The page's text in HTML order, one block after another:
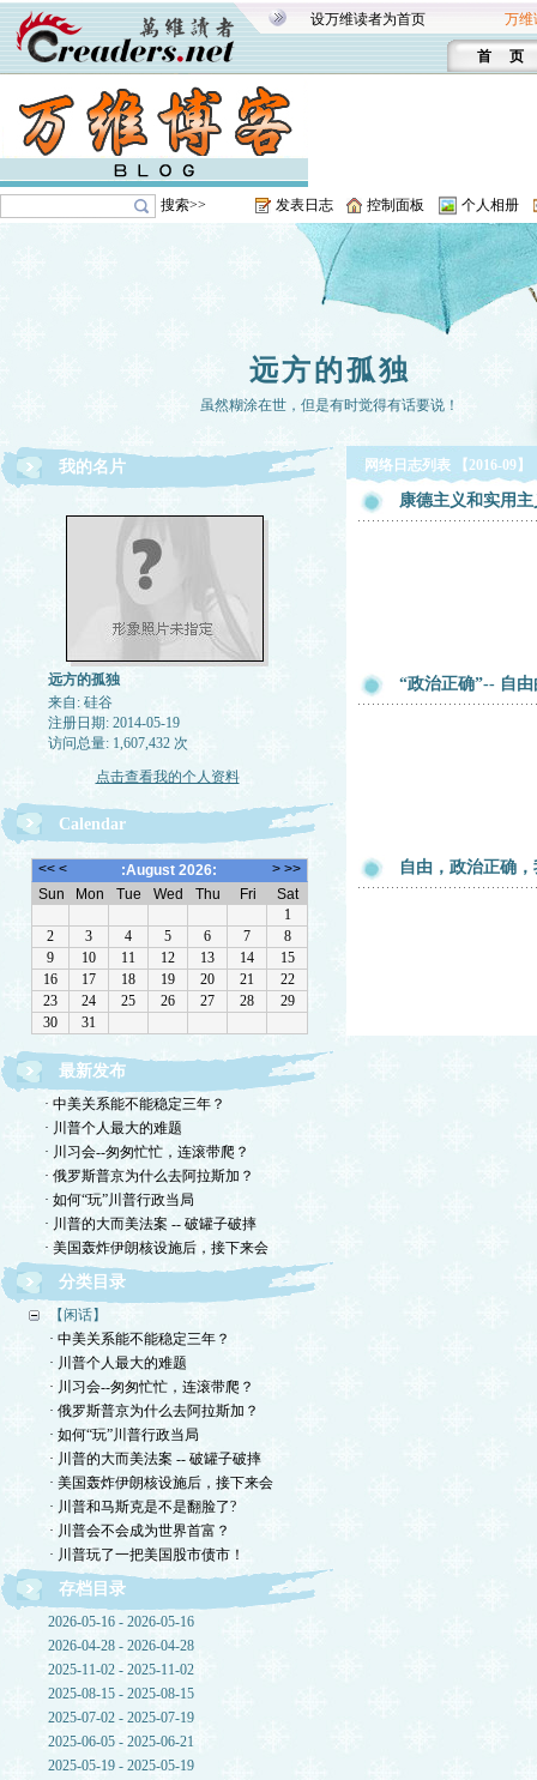
设万维读者为首页 万维
首 页
搜索>> 发表日志 控制面板 个人相册
远方的孤独
虽然糊涂在世，但是有时觉得有话要说！
我的名片
远方的孤独
来自: 硅谷
注册日期: 2014-05-19
访问总量: 1,607,432 次
点击查看我的个人资料
Calendar
最新发布
· 中美关系能不能稳定三年？
· 川普个人最大的难题
· 川习会--匆匆忙忙，连滚带爬？
· 俄罗斯普京为什么去阿拉斯加？
· 如何“玩”川普行政当局
· 川普的大而美法案 -- 破罐子破摔
· 美国轰炸伊朗核设施后，接下来会
分类目录
【闲话】
· 中美关系能不能稳定三年？
· 川普个人最大的难题
· 川习会--匆匆忙忙，连滚带爬？
· 俄罗斯普京为什么去阿拉斯加？
· 如何“玩”川普行政当局
· 川普的大而美法案 -- 破罐子破摔
· 美国轰炸伊朗核设施后，接下来会
· 川普和马斯克是不是翻脸了?
· 川普会不会成为世界首富？
· 川普玩了一把美国股市债市！
存档目录
2026-05-16 - 2026-05-16
2026-04-28 - 2026-04-28
2025-11-02 - 2025-11-02
2025-08-15 - 2025-08-15
2025-07-02 - 2025-07-19
2025-06-05 - 2025-06-21
2025-05-19 - 2025-05-19
网络日志列表 【2016-09】
康德主义和实用
“政治正确”-- 自
自由，政治正确